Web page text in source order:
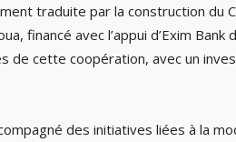
traduite par la construction du
financé avec l’appui d’Exim Bank
de cette coopération, avec un
des initiatives liées à la